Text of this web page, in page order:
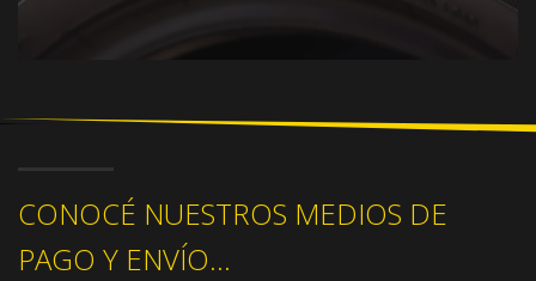
CONOCÉ NUESTROS MEDIOS DE
PAGO Y ENVÍO...